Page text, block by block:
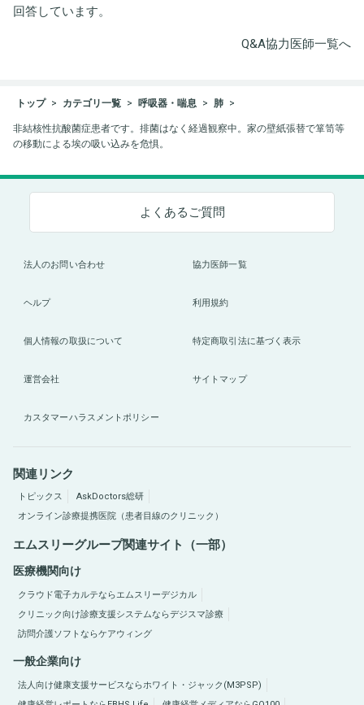
回答しています。
Q&A協力医師一覧へ
トップ カテゴリ一覧 呼吸器・喘息 肺
非結核性抗酸菌症患者です。排菌はなく経過観察中。家の壁紙張替で箪笥等
の移動による埃の吸い込みを危惧。
よくあるご質問
法人のお問い合わせ 協力医師一覧
ヘルプ 利用規約
個人情報の取扱について 特定商取引法に基づく表示
運営会社 サイトマップ
カスタマーハラスメントポリシー
関連リンク
トピックス
AskDoctors総研
オンライン診療提携医院（患者目線のクリニック）
エムスリーグループ関連サイト（一部）
医療機関向け
クラウド電子カルテならエムスリーデジカル
クリニック向け診療支援システムならデジスマ診療
訪問介護ソフトならケアウィング
一般企業向け
法人向け健康支援サービスならホワイト・ジャック(M3PSP)